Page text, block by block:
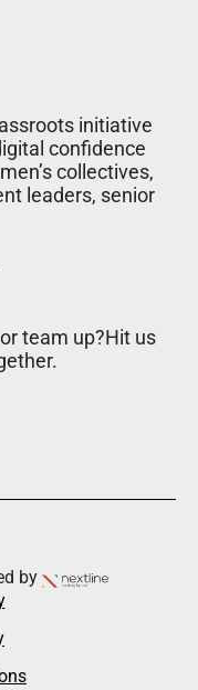
initiative
confidence
collectives,
leaders, senior
team up?Hit us
by